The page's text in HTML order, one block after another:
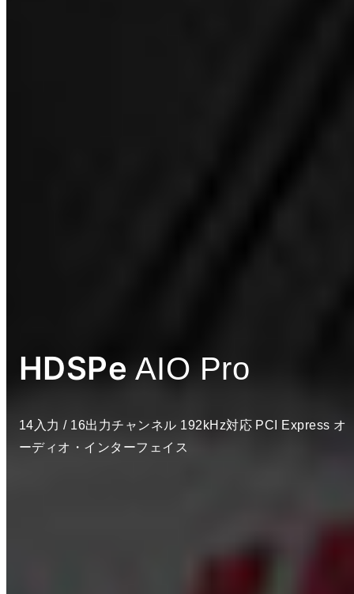
HDSPe AIO Pro
14入力 / 16出力チャンネル 192kHz対応 PCI Express オ
ーディオ・インターフェイス